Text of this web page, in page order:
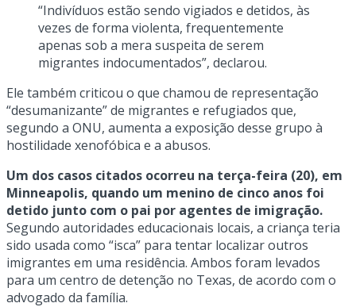
“Indivíduos estão sendo vigiados e detidos, às
vezes de forma violenta, frequentemente
apenas sob a mera suspeita de serem
migrantes indocumentados”, declarou.
Ele também criticou o que chamou de representação
“desumanizante” de migrantes e refugiados que,
segundo a ONU, aumenta a exposição desse grupo à
hostilidade xenofóbica e a abusos.
Um dos casos citados ocorreu na terça-feira (20), em
Minneapolis, quando um menino de cinco anos foi
detido junto com o pai por agentes de imigração.
Segundo autoridades educacionais locais, a criança teria
sido usada como “isca” para tentar localizar outros
imigrantes em uma residência. Ambos foram levados
para um centro de detenção no Texas, de acordo com o
advogado da família.